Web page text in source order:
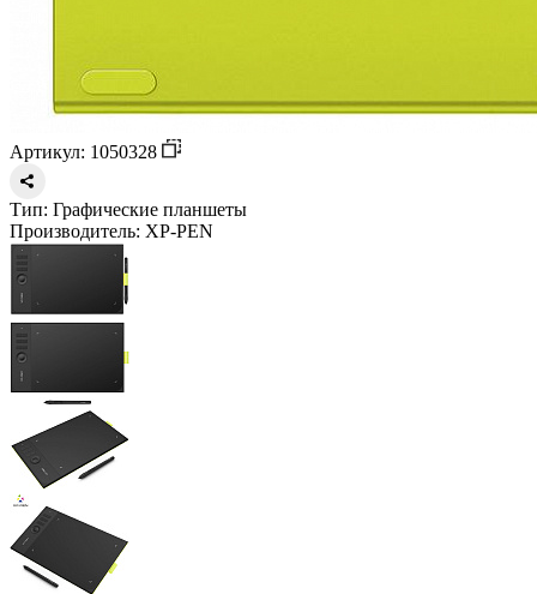
Артикул: 1050328
Тип: Графические планшеты
Производитель: XP-PEN